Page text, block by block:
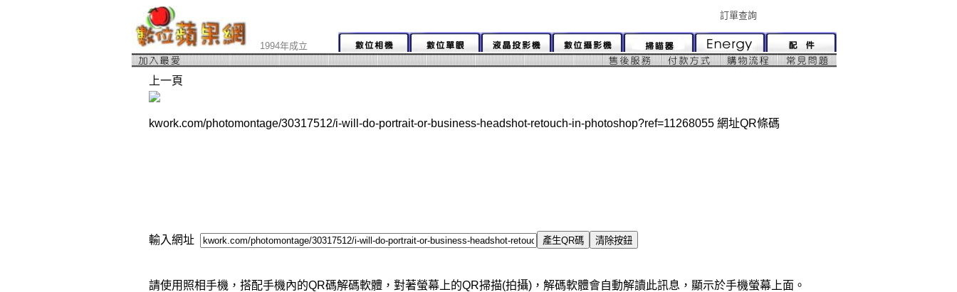
1994年成立
訂單查詢
上一頁
kwork.com/photomontage/30317512/i-will-do-portrait-or-business-headshot-retouch-in-photoshop?ref=11268055 網址QR條碼
輸入網址
請使用照相手機，搭配手機內的QR碼解碼軟體，對著螢幕上的QR掃描(拍攝)，解碼軟體會自動解讀此訊息，顯示於手機螢幕上面。